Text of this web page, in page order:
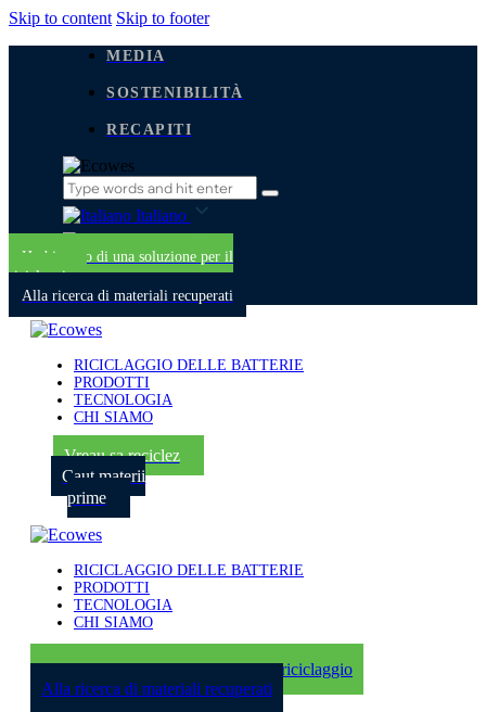
Skip to content Skip to footer
MEDIA
SOSTENIBILITÀ
RECAPITI
Italiano
Ho bisogno di una soluzione per il
riciclaggio
Alla ricerca di materiali recuperati
RICICLAGGIO DELLE BATTERIE
PRODOTTI
TECNOLOGIA
CHI SIAMO
Vreau sa reciclez
Caut materii
prime
RICICLAGGIO DELLE BATTERIE
PRODOTTI
TECNOLOGIA
CHI SIAMO
Ho bisogno di una soluzione per il riciclaggio
Alla ricerca di materiali recuperati